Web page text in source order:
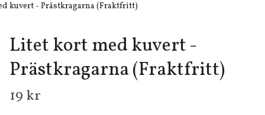
kuvert - Prästkragarna (Fraktfritt)
Litet kort med kuvert -
Prästkragarna (Fraktfritt)
19 kr